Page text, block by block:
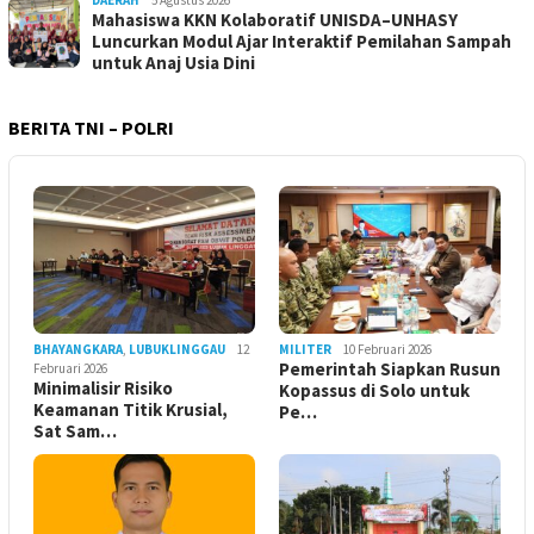
Mahasiswa KKN Kolaboratif UNISDA–UNHASY
Luncurkan Modul Ajar Interaktif Pemilahan Sampah
untuk Anaj Usia Dini
BERITA TNI – POLRI
BHAYANGKARA, LUBUKLINGGAU
12
Februari 2026
Minimalisir Risiko
Keamanan Titik Krusial,
Sat Sam…
MILITER 10 Februari 2026
Pemerintah Siapkan Rusun
Kopassus di Solo untuk
Pe…